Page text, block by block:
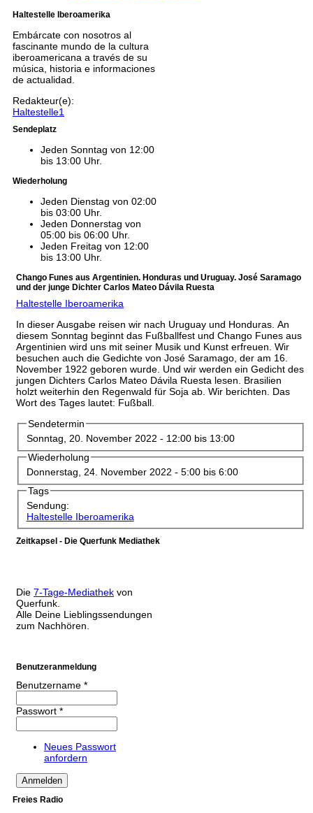
Haltestelle Iberoamerika
Embárcate con nosotros al
fascinante mundo de la cultura
iberoamericana a través de su
música, historia e informaciones
de actualidad.
Redakteur(e):
Haltestelle1
Sendeplatz
Jeden Sonntag von 12:00
bis 13:00 Uhr.
Wiederholung
Jeden Dienstag von 02:00
bis 03:00 Uhr.
Jeden Donnerstag von
05:00 bis 06:00 Uhr.
Jeden Freitag von 12:00
bis 13:00 Uhr.
Chango Funes aus Argentinien. Honduras und Uruguay. José Saramago
und der junge Dichter Carlos Mateo Dávila Ruesta
Haltestelle Iberoamerika
In dieser Ausgabe reisen wir nach Uruguay und Honduras. An
diesem Sonntag beginnt das Fußballfest und Chango Funes aus
Argentinien wird uns mit seiner Musik und Kunst erfreuen. Wir
besuchen auch die Gedichte von José Saramago, der am 16.
November 1922 geboren wurde. Und wir werden ein Gedicht des
jungen Dichters Carlos Mateo Dávila Ruesta lesen. Brasilien
holzt weiterhin den Regenwald für Soja ab. Wir berichten. Das
Wort des Tages lautet: Fußball.
Sendetermin
Sonntag, 20. November 2022 - 12:00bis 13:00
Wiederholung
Donnerstag, 24. November 2022 - 5:00bis 6:00
Tags
Sendung:
Haltestelle Iberoamerika
Zeitkapsel - Die Querfunk Mediathek
Die 7-Tage-Mediathek von
Querfunk.
Alle Deine Lieblingssendungen
zum Nachhören.
Benutzeranmeldung
Benutzername *
Passwort *
Neues Passwort
anfordern
Freies Radio